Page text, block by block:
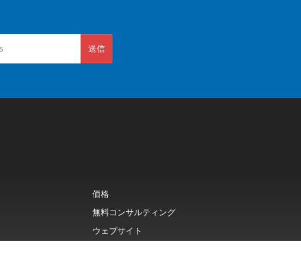
送信
価格
無料コンサルティング
ウェブサイト